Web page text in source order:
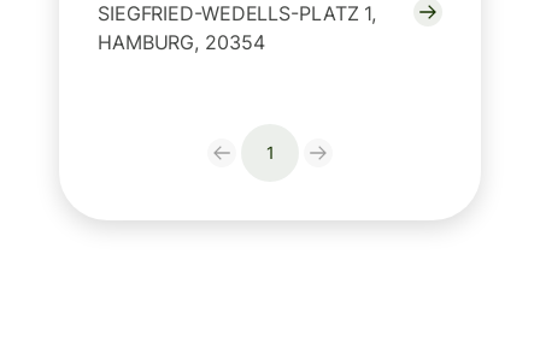
SIEGFRIED-WEDELLS-PLATZ 1,
HAMBURG, 20354
1